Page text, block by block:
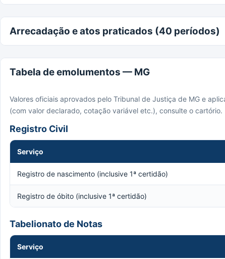
Arrecadação e atos praticados (40 períodos)
Tabela de emolumentos — MG
Valores oficiais aprovados pelo Tribunal de Justiça de MG e
(com valor declarado, cotação variável etc.), consulte o cartório.
Registro Civil
Serviço
Registro de nascimento (inclusive 1ª certidão)
Registro de óbito (inclusive 1ª certidão)
Tabelionato de Notas
Serviço